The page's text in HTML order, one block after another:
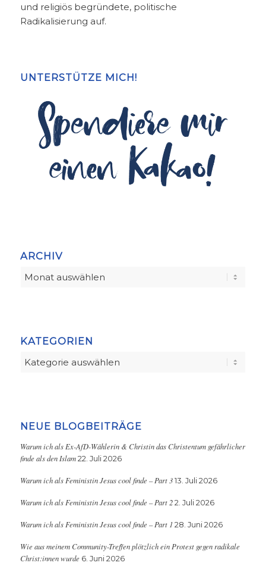
und religiös begründete, politische
Radikalisierung auf.
UNTERSTÜTZE MICH!
ARCHIV
KATEGORIEN
Kategorien
NEUE BLOGBEITRÄGE
Warum ich als Ex-AfD-Wählerin & Christin das Christentum gefährlicher
finde als den Islam 22. Juli 2026
Warum ich als Feministin Jesus cool finde – Part 3 13. Juli 2026
Warum ich als Feministin Jesus cool finde – Part 2 2. Juli 2026
Warum ich als Feministin Jesus cool finde – Part 1 28. Juni 2026
Wie aus meinem Community-Treffen plötzlich ein Protest gegen radikale
Christ:innen wurde 6. Juni 2026